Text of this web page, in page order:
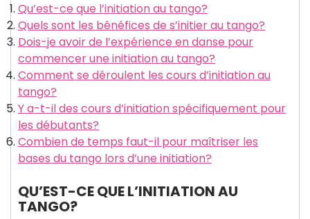
Qu’est-ce que l’initiation au tango?
Quels sont les bénéfices de s’initier au tango?
Dois-je avoir de l’expérience en danse pour
commencer une initiation au tango?
Comment se déroulent les cours d’initiation au
tango?
Y a-t-il des cours d’initiation spécifiquement pour
les débutants?
Combien de temps faut-il pour maîtriser les
bases du tango lors d’une initiation?
QU’EST-CE QUE L’INITIATION AU
TANGO?